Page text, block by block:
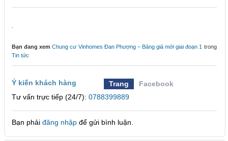
Bạn đang xem Chung cư Vinhomes Đan Phượng – Bảng giá mới giai đoạn 1 trong
Tin tức
Ý kiến khách hàng Trang
Facebook
Tư vấn trực tiếp (24/7): 0788399889
Bạn phải đăng nhập để gửi bình luận.